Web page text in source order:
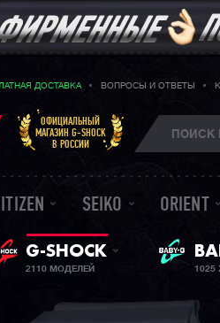
ДОСТАВКА ВОПРОСЫ И ОТВЕТЫ
ОФИЦИАЛЬНЫЙ
МАГАЗИН G-SHOCK
В РОССИИ
SEIKO ORIENT
G-SHOCK
2110 МОДЕЛЕЙ